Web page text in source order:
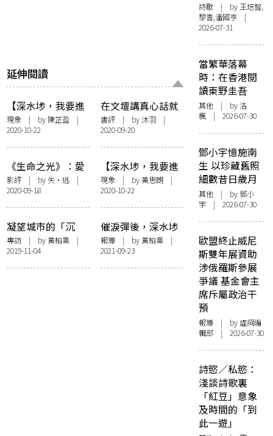
延伸閱讀
【深水埗，我要進
來了】居民談：
Shamshuipo is the
new 可能
現象 | by 陳芷盈 |
2020-10-22
在文壇講真心話就
等於一場大冒險
——朱宥勳《文壇
生態導覽》揭秘潛
規則
書評| by沐羽|
2020-09-20
《生命之光》：愛
的冒險
影評 | by 失・逃 |
2020-09-18
【深水埗，我要進
來了】林欣傑 X 黃
宇軒對談－－深水
埗就嚟被玩爛？
現象| by 黃思朗|
2020-10-22
凝望城市的「沉
默」人物——訪詩
人周漢輝
專訪 | by 黃柏熹 |
2019-11-04
催淚彈後，深水埗
市民的地攤日常
報導| by 黃柏熹|
2021-09-23
詩歌 | by 王培智,
黎喜,潘國亨 |
2026-07-31
當繁華落幕
時：在香港閱
讀東野圭吾
其他 | by洛
楓 | 2026-07-30
鄧小宇憶施南
生 以珍藏舊照
細數昔日歲月
其他 | by 鄧小
宇 | 2026-07-30
歐盟終止威尼
斯雙年展資助
涉俄羅斯參展
爭議 基金會主
席斥屬政治干
預
報導 | by 虛詞編
輯部 | 2026-07-30
詩慾／私慾：
淺談詩歌裏
「紅豆」意象
及時間的「到
此一遊」